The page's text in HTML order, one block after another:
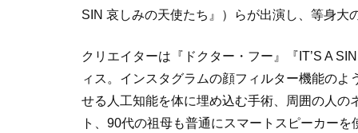
SIN 哀しみの天使たち』）らが出演し、等身大
クリエイターは『ドクター・フー』『IT’S A
ィス。インスタグラムの顔フィルター機能の
せる人工知能を体に埋め込む手術、周囲の人
ト、90代の祖母も普通にスマートスピーカー